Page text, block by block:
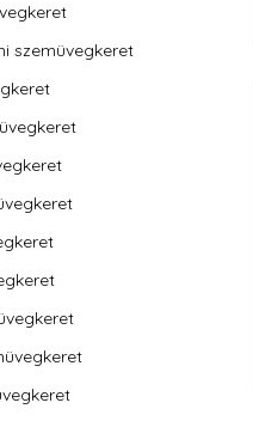
szemüvegkeret